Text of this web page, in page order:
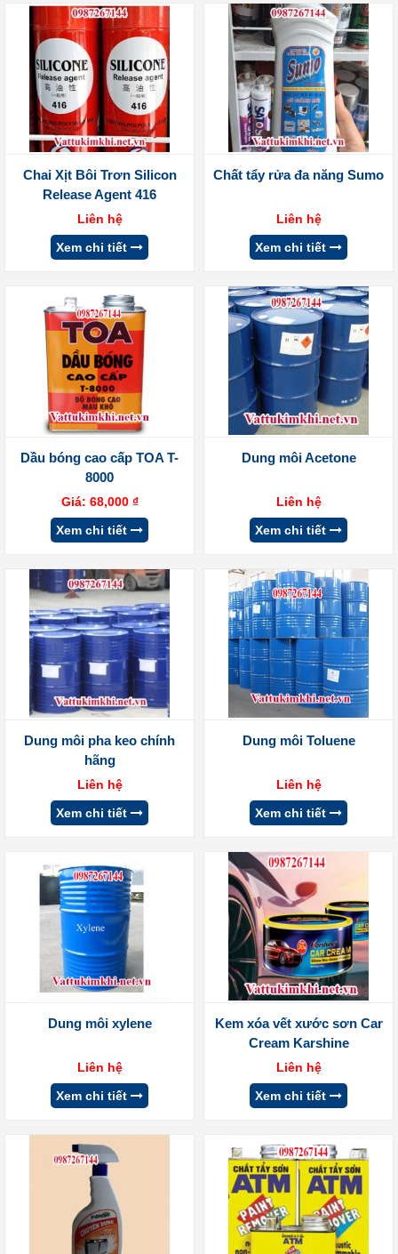
Chai Xịt Bôi Trơn Silicon
Release Agent 416
Liên hệ
Xem chi tiết
Chất tẩy rửa đa năng Sumo
Liên hệ
Xem chi tiết
Dầu bóng cao cấp TOA T-
8000
Giá: 68,000 ₫
Xem chi tiết
Dung môi Acetone
Liên hệ
Xem chi tiết
Dung môi pha keo chính
hãng
Liên hệ
Xem chi tiết
Dung môi Toluene
Liên hệ
Xem chi tiết
Dung môi xylene
Liên hệ
Xem chi tiết
Kem xóa vết xước sơn Car
Cream Karshine
Liên hệ
Xem chi tiết